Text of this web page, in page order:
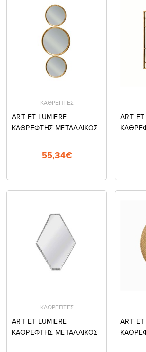
ΚΑΘΡΕΠΤΕΣ
ART ET LUMIERE
ΚΑΘΡΕΦΤΗΣ ΜΕΤΑΛΛΙΚΟΣ
55,34€
ART ET
ΚΑΘΡΕΠΤΕΣ
ART ET LUMIERE
ΚΑΘΡΕΦΤΗΣ ΜΕΤΑΛΛΙΚΟΣ
ART ET